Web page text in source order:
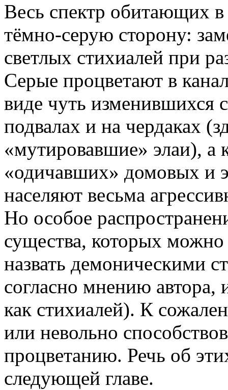
Весь спектр обитающих
тёмно-серую сторону:
светлых стихиалей при
Серые процветают в
виде чуть изменившихся
подвалах и на чердаках
«мутировавшие» элаи), а
«одичавших» домовых и
населяют весьма
Но особое
существа, которых
назвать демоническими
согласно мнению автора,
как стихиалей). К
или невольно
процветанию. Речь об
следующей главе.